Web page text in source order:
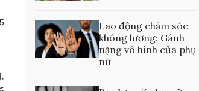
Lao động chăm sóc
không lương: Gánh
nặng vô hình của phụ
nữ